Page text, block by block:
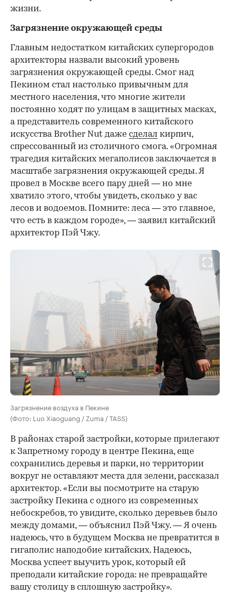
жизни.
Загрязнение окружающей среды
Главным недостатком китайских супергородов
архитекторы назвали высокий уровень
загрязнения окружающей среды. Смог над
Пекином стал настолько привычным для
местного населения, что многие жители
постоянно ходят по улицам в защитных масках,
а представитель современного китайского
искусства Brother Nut даже сделал кирпич,
спрессованный из столичного смога. «Огромная
трагедия китайских мегаполисов заключается в
масштабе загрязнения окружающей среды. Я
провел в Москве всего пару дней — но мне
хватило этого, чтобы увидеть, сколько у вас
лесов и водоемов. Помните: леса — это главное,
что есть в каждом городе», — заявил китайский
архитектор Пэй Чжу.
Загрязнение воздуха в Пекине
(Фото: Luo Xiaoguang / Zuma / TASS)
В районах старой застройки, которые прилегают
к Запретному городу в центре Пекина, еще
сохранились деревья и парки, но территории
вокруг не оставляют места для зелени, рассказал
архитектор. «Если вы посмотрите на старую
застройку Пекина с одного из современных
небоскребов, то увидите, сколько деревьев было
между домами, — объяснил Пэй Чжу. — Я очень
надеюсь, что в будущем Москва не превратится в
гигаполис наподобие китайских. Надеюсь,
Москва успеет выучить урок, который ей
преподали китайские города: не превращайте
вашу столицу в сплошную застройку».